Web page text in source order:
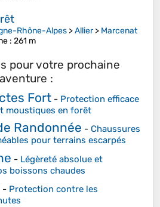
Rhône-Alpes >Allier> Marcenat
: 261 m
pour votre prochaine
aventure :
Fort - Protection efficace
moustiques en forêt
Randonnée - Chaussures
pour terrains escarpés
- Légèreté absolue et
boissons chaudes
- Protection contre les